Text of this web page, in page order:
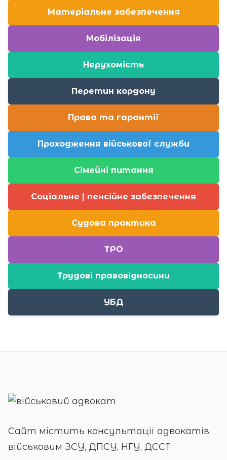
Матеріальне забезпечення
Мобілізація
Нерухомість
Перетин кордону
Права та гарантії
Проходження військової служби
Сімейні питання
Соціальне | пенсійне забезпечення
Судова практика
ТРО
Трудові правовідносини
УБД
Сайт містить консультації адвокатів
військовим ЗСУ, ДПСУ, НГУ, ДССТ